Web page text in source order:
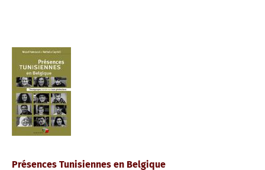
Présences Tunisiennes en Belgique